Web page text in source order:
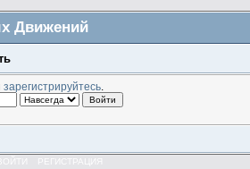
Движений
зарегистрируйтесь.
РЕГИСТРАЦИЯ